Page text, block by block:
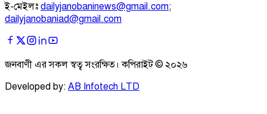
ই-মেইলঃ dailyjanobaninews@gmail.com;
dailyjanobaniad@gmail.com
জনবাণী এর সকল স্বত্ব সংরক্ষিত। কপিরাইট © ২০২৬
Developed by: AB Infotech LTD